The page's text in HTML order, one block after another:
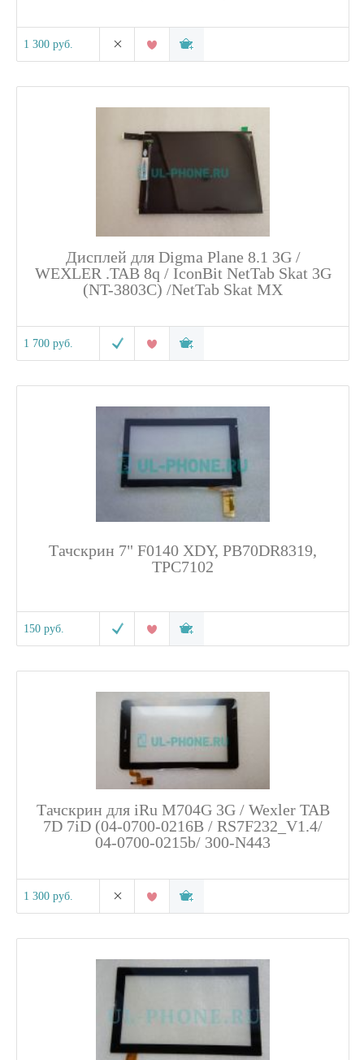
1 300 руб.
Дисплей для Digma Plane 8.1 3G /
WEXLER .TAB 8q / IconBit NetTab Skat 3G
(NT-3803C) /NetTab Skat MX
1 700 руб.
Тачскрин 7" F0140 XDY, PB70DR8319,
TPC7102
150 руб.
Тачскрин для iRu M704G 3G / Wexler TAB
7D 7iD (04-0700-0216B / RS7F232_V1.4/
04-0700-0215b/ 300-N443
1 300 руб.